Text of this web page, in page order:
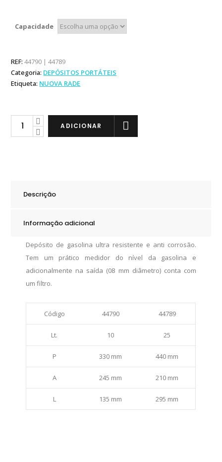
Capacidade
REF:44790 | 44789
Categoria: DEPÓSITOS PORTÁTEIS
Etiqueta: NUOVA RADE
Nuova
quantity
ADICIONAR
Descrição
Informação adicional
Depósito de gasolina ultra resistente e anti corrosão.
Tem um prático medidor do nível da gasolina e
adicionalmente na saída (08 mm diâmetro) conta com
um filtro.
Código 44790 44789
Lt. 10 25
P 330 mm 440 mm
A 245 mm 210 mm
L 135 mm 295 mm